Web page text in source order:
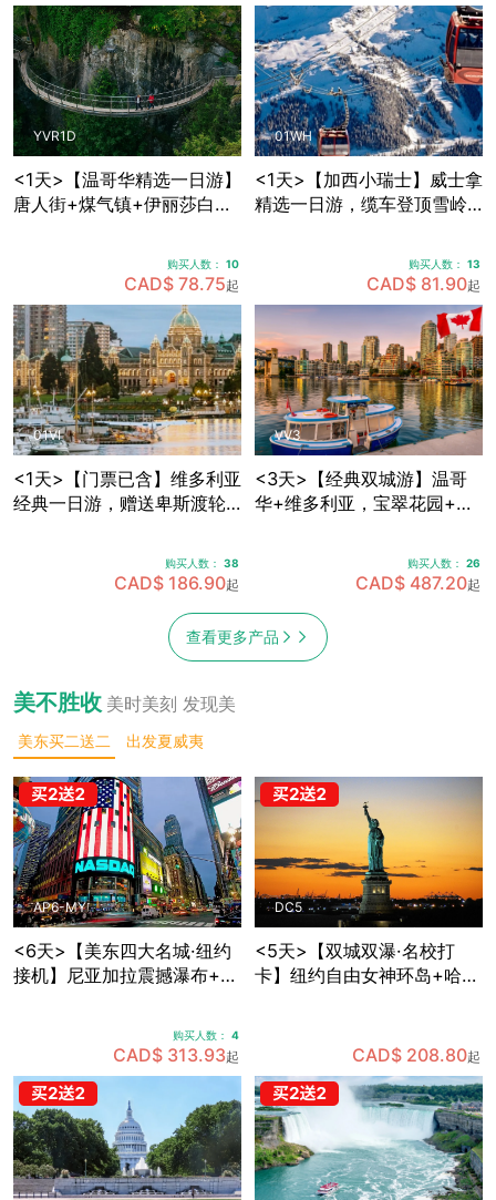
YVR1D
<1天>【温哥华精选一日游】
唐人街+煤气镇+伊丽莎白女
可体验飞越加拿大4D模拟飞
行 (天天出发)
购买人数： 10
CAD$ 78.75起
01WH
<1天>【加西小瑞士】威士拿
精选一日游，缆车登顶雪岭
湾·伐木镇·神龙瀑布 (天天出
发)
购买人数： 13
CAD$ 81.90起
01VI
<1天>【门票已含】维多利亚
经典一日游，赠送卑斯渡轮
购买人数： 38
CAD$ 186.90起
VV3
<3天>【经典双城游】温哥
华+维多利亚，宝翠花园+卡
华机场免费接送机
购买人数： 26
CAD$ 487.20起
查看更多产品
美不胜收 美时美刻 发现美
美东买二送二 出发夏威夷
AP6-MY
<6天>【美东四大名城·纽约
接机】尼亚加拉震撼瀑布+波
力殿堂+沃特金斯峡谷仙境
(可升级酒店+座位)
购买人数： 4
CAD$ 313.93起
DC5
<5天>【双城双瀑·名校打
卡】纽约自由女神环岛+哈佛
标三连拍，费城+纽约双城打
卡
CAD$ 208.80起